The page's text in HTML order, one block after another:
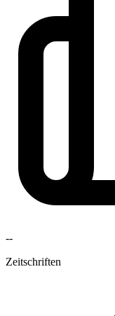
--
Zeitschriften